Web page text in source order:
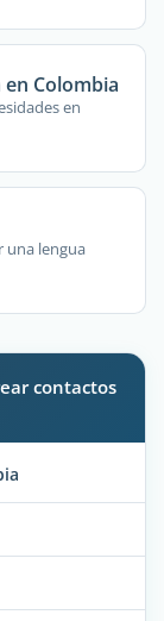
Colombia
en
una lengua
contactos